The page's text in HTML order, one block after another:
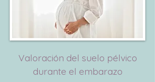
Valoración del suelo pélvico
durante el embarazo